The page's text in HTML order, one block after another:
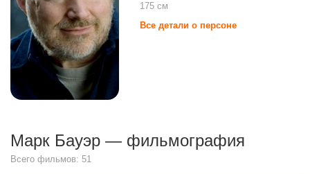
175 см
Все детали о персоне
Марк Бауэр — фильмография
Всего фильмов: 51